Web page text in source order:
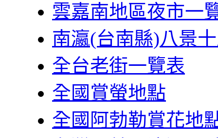
雲嘉南地區夜市一
南瀛(台南縣)八景
全台老街一覽表
全國賞螢地點
全國阿勃勒賞花地